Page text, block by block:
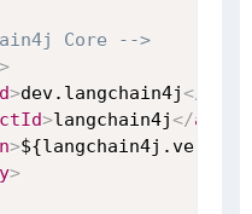
Core -->
>
>dev.langchain4j</
>langchain4j</
>
>